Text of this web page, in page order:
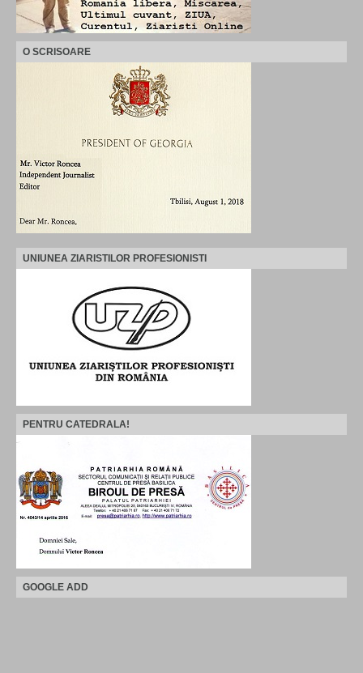
O SCRISOARE
UNIUNEA ZIARISTILOR PROFESIONISTI
PENTRU CATEDRALA!
GOOGLE ADD